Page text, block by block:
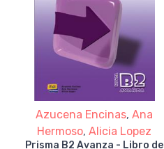
Azucena Encinas,Ana
Hermoso,Alicia Lopez
Prisma B2 Avanza - Libro de